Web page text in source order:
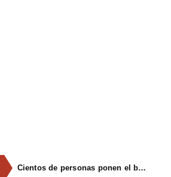
Jorge Vargas y Leo Boya se coronan como mejores escanciadores en El Carbayu